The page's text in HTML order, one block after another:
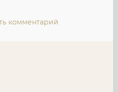
комментарий